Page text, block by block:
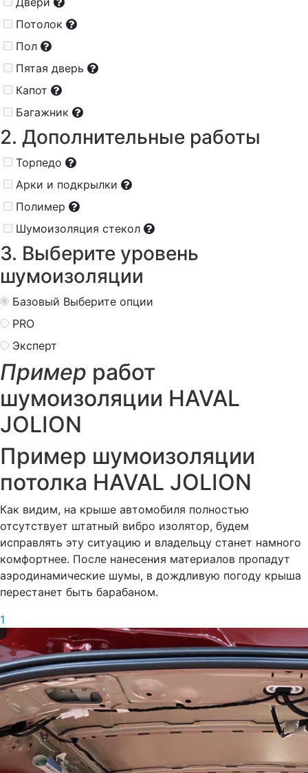
Потолок
Пол
Пятая дверь
Капот
Багажник
2. Дополнительные работы
Торпедо
Арки и подкрылки
Полимер
Шумоизоляция стекол
3. Выберите уровень
шумоизоляции
Базовый Выберите опции
PRO
Эксперт
Пример работ
шумоизоляции HAVAL
JOLION
Пример шумоизоляции
потолка HAVAL JOLION
Как видим, на крыше автомобиля полностью
отсутствует штатный вибро изолятор, будем
исправлять эту ситуацию и владельцу станет намного
комфортнее. После нанесения материалов пропадут
аэродинамические шумы, в дождливую погоду крыша
перестанет быть барабаном.
1